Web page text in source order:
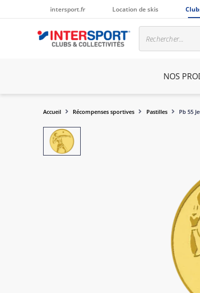
intersport.fr Location de skis
NOS
Accueil Récompenses sportives Pastilles Pb 55